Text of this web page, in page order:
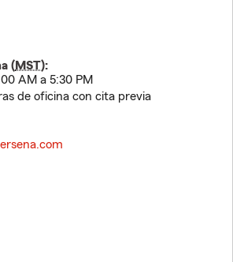
(MST):
AM a 5:30 PM
de oficina con cita previa